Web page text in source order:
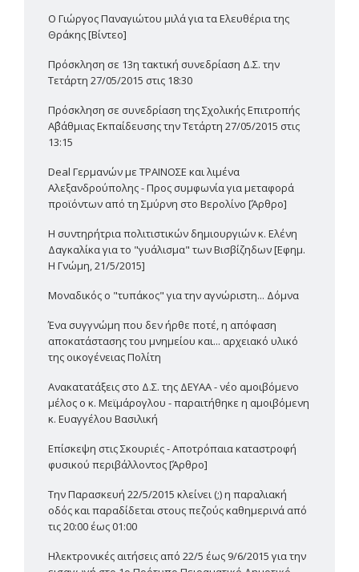
Ο Γιώργος Παναγιώτου μιλά για τα Ελευθέρια της
Θράκης [Βίντεο]
Πρόσκληση σε 13η τακτική συνεδρίαση Δ.Σ. την
Τετάρτη 27/05/2015 στις 18:30
Πρόσκληση σε συνεδρίαση της Σχολικής Επιτροπής
Α΄βάθμιας Εκπαίδευσης την Τετάρτη 27/05/2015 στις
13:15
Deal Γερμανών με ΤΡΑΙΝΟΣΕ και λιμένα
Αλεξανδρούπολης - Προς συμφωνία για μεταφορά
προϊόντων από τη Σμύρνη στο Βερολίνο [Άρθρο]
Η συντηρήτρια πολιτιστικών δημιουργιών κ. Ελένη
Δαγκαλίκα για το "γυάλισμα" των Βισβίζηδων [Εφημ.
Η Γνώμη, 21/5/2015]
Μοναδικός ο "τυπάκος" για την αγνώριστη... Δόμνα
Ένα συγγνώμη που δεν ήρθε ποτέ, η απόφαση
αποκατάστασης του μνημείου και... αρχειακό υλικό
της οικογένειας Πολίτη
Ανακατατάξεις στο Δ.Σ. της ΔΕΥΑΑ - νέο αμοιβόμενο
μέλος ο κ. Μεϊμάρογλου - παραιτήθηκε η αμοιβόμενη
κ. Ευαγγέλου Βασιλική
Επίσκεψη στις Σκουριές - Αποτρόπαια καταστροφή
φυσικού περιβάλλοντος [Άρθρο]
Την Παρασκευή 22/5/2015 κλείνει (;) η παραλιακή
οδός και παραδίδεται στους πεζούς καθημερινά από
τις 20:00 έως 01:00
Ηλεκτρονικές αιτήσεις από 22/5 έως 9/6/2015 για την